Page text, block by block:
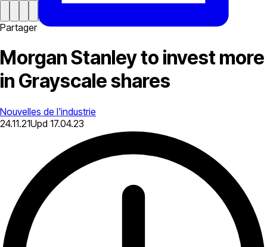
Partager
Morgan Stanley to invest more
in Grayscale shares
Nouvelles de l'industrie
24.11.21Upd 17.04.23